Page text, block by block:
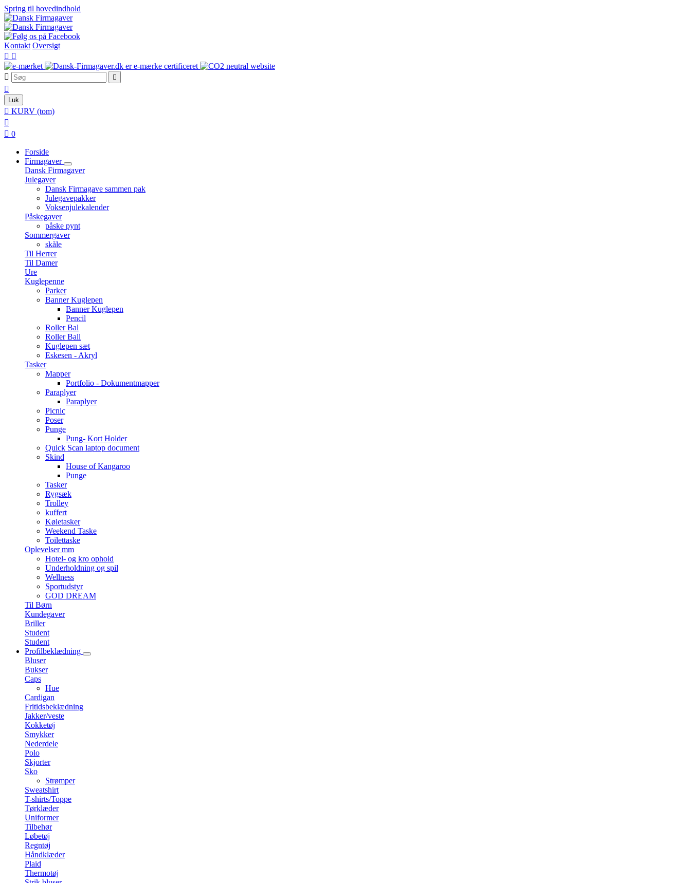
Spring til hovedindhold
Kontakt Oversigt
 
 

Luk
 KURV (tom)

 0
Forside
Firmagaver
Dansk Firmagaver
Julegaver
Dansk Firmagave sammen pak
Julegavepakker
Voksenjulekalender
Påskegaver
påske pynt
Sommergaver
skåle
Til Herrer
Til Damer
Ure
Kuglepenne
Parker
Banner Kuglepen
Banner Kuglepen
Pencil
Roller Bal
Roller Ball
Kuglepen sæt
Eskesen - Akryl
Tasker
Mapper
Portfolio - Dokumentmapper
Paraplyer
Paraplyer
Picnic
Poser
Punge
Pung- Kort Holder
Quick Scan laptop document
Skind
House of Kangaroo
Punge
Tasker
Rygsæk
Trolley
kuffert
Køletasker
Weekend Taske
Toilettaske
Oplevelser mm
Hotel- og kro ophold
Underholdning og spil
Wellness
Sportudstyr
GOD DREAM
Til Børn
Kundegaver
Briller
Student
Student
Profilbeklædning
Bluser
Bukser
Caps
Hue
Cardigan
Fritidsbeklædning
Jakker/veste
Kokketøj
Smykker
Nederdele
Polo
Skjorter
Sko
Strømper
Sweatshirt
T-shirts/Toppe
Tørklæder
Uniformer
Tilbehør
Løbetøj
Regntøj
Håndklæder
Plaid
Thermotøj